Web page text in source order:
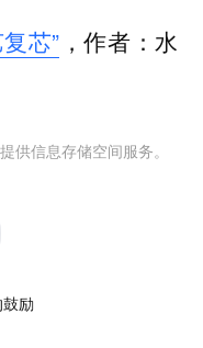
芯” ，作者：水
供信息存储空间服务。
励